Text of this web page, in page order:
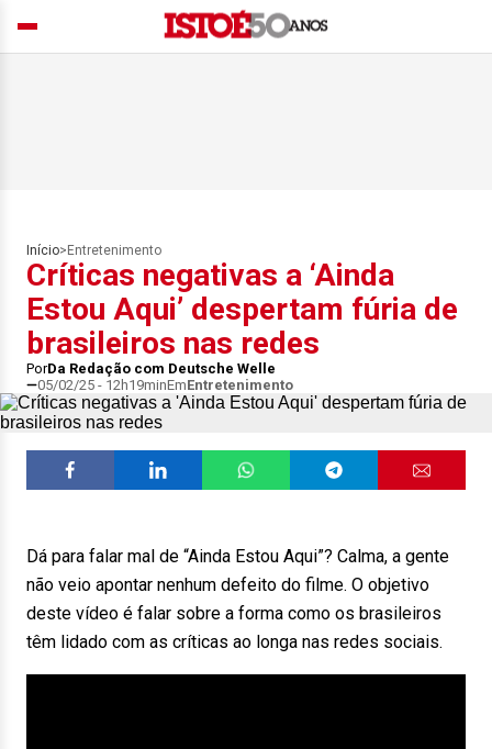
Início> Entretenimento
Críticas negativas a ‘Ainda
Estou Aqui’ despertam fúria de
brasileiros nas redes
PorDa Redação com Deutsche Welle
05/02/25 - 12h19minEmEntretenimento
Dá para falar mal de “Ainda Estou Aqui”? Calma, a gente
não veio apontar nenhum defeito do filme. O objetivo
deste vídeo é falar sobre a forma como os brasileiros
têm lidado com as críticas ao longa nas redes sociais.